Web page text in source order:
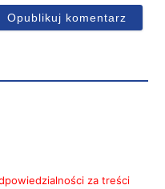
za treści